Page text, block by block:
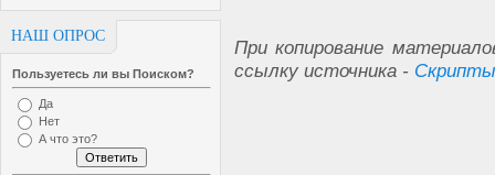
НАШ ОПРОС
Пользуетесь ли вы Поиском?
Да
Нет
А что это?
При копирование
ссылку источника -